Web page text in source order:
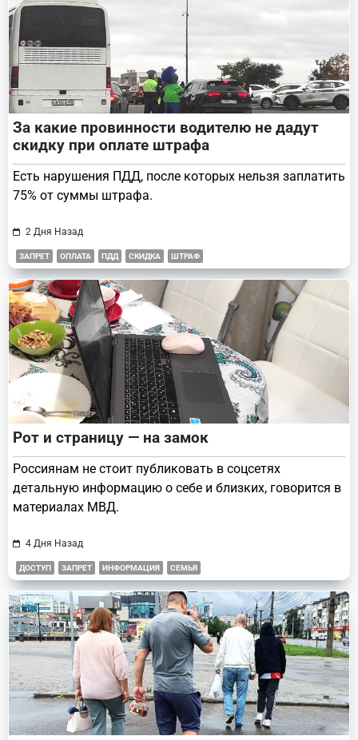
За какие провинности водителю не дадут
скидку при оплате штрафа
Есть нарушения ПДД, после которых нельзя заплатить
75% от суммы штрафа.
2 Дня Назад
ЗАПРЕТ ОПЛАТА ПДД СКИДКА ШТРАФ
Рот и страницу — на замок
Россиянам не стоит публиковать в соцсетях
детальную информацию о себе и близких, говорится в
материалах МВД.
4 Дня Назад
ДОСТУП ЗАПРЕТ ИНФОРМАЦИЯ СЕМЬЯ